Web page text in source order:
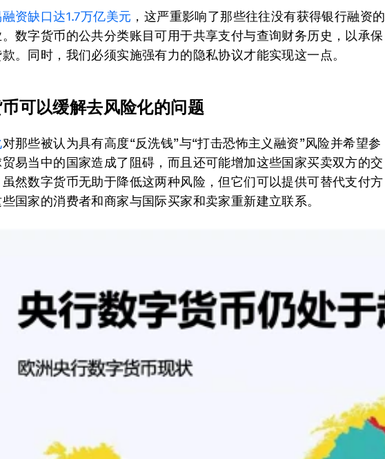
资缺口达1.7万亿美元 ，这严重影响了那些往往没有获得银行融资的
数字货币的公共分类账目可用于共享支付与查询财务历史，以承保
。同时，我们必须实施强有力的隐私协议才能实现这一点。
可以缓解去风险化的问题
对那些被认为具有高度“反洗钱”与“打击恐怖主义融资”风险并希望参
易当中的国家造成了阻碍，而且还可能增加这些国家买卖双方的交
然数字货币无助于降低这两种风险，但它们可以提供可替代支付方
国家的消费者和商家与国际买家和卖家重新建立联系。